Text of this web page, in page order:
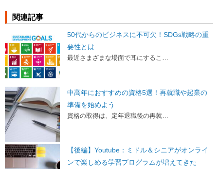
関連記事
50代からのビジネスに不可欠！SDGs戦略の重
要性とは
最近さまざまな場面で耳にするこ…
中高年におすすめの資格5選！再就職や起業の
準備を始めよう
資格の取得は、定年退職後の再就…
【後編】Youtube：ミドル＆シニアがオンライ
ンで楽しめる学習プログラムが増えてきた